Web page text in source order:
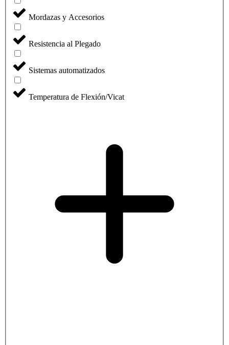
Mordazas y Accesorios
Resistencia al Plegado
Sistemas automatizados
Temperatura de Flexión/Vicat